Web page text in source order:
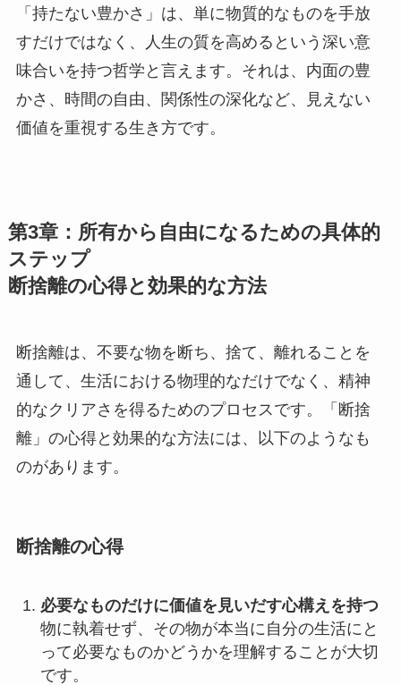
「持たない豊かさ」は、単に物質的なものを手放
すだけではなく、人生の質を高めるという深い意
味合いを持つ哲学と言えます。それは、内面の豊
かさ、時間の自由、関係性の深化など、見えない
価値を重視する生き方です。
第3章：所有から自由になるための具体的
ステップ
断捨離の心得と効果的な方法
断捨離は、不要な物を断ち、捨て、離れることを
通して、生活における物理的なだけでなく、精神
的なクリアさを得るためのプロセスです。「断捨
離」の心得と効果的な方法には、以下のようなも
のがあります。
断捨離の心得
必要なものだけに価値を見いだす心構えを持つ
物に執着せず、その物が本当に自分の生活にと
って必要なものかどうかを理解することが大切
です。